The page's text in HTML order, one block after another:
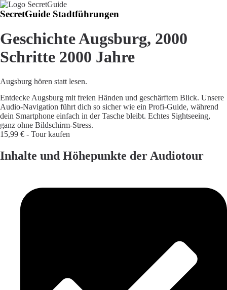
SecretGuide Stadtführungen
Geschichte Augsburg, 2000
Schritte 2000 Jahre
Augsburg hören statt lesen.
Entdecke Augsburg mit freien Händen und geschärftem Blick. Unsere
Audio-Navigation führt dich so sicher wie ein Profi-Guide, während
dein Smartphone einfach in der Tasche bleibt. Echtes Sightseeing,
ganz ohne Bildschirm-Stress.
15,99 € - Tour kaufen
Inhalte und Höhepunkte der Audiotour